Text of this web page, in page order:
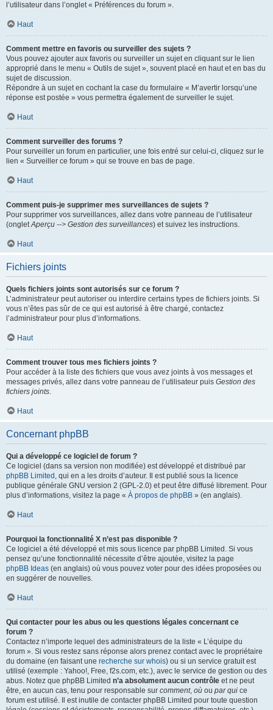
l’utilisateur dans l’onglet « Préférences du forum ».
Haut
Comment mettre en favoris ou surveiller des sujets ?
Vous pouvez ajouter aux favoris ou surveiller un sujet en cliquant sur le lien
approprié dans le menu « Outils de sujet », souvent placé en haut et en bas du
sujet de discussion.
Répondre à un sujet en cochant la case du formulaire « M’avertir lorsqu’une
réponse est postée » vous permettra également de surveiller le sujet.
Haut
Comment surveiller des forums ?
Pour surveiller un forum en particulier, une fois entré sur celui-ci, cliquez sur le
lien « Surveiller ce forum » qui se trouve en bas de page.
Haut
Comment puis-je supprimer mes surveillances de sujets ?
Pour supprimer vos surveillances, allez dans votre panneau de l’utilisateur
(ongletAperçu --> Gestion des surveillances) et suivez les instructions.
Haut
Fichiers joints
Quels fichiers joints sont autorisés sur ce forum ?
L’administrateur peut autoriser ou interdire certains types de fichiers joints. Si
vous n’êtes pas sûr de ce qui est autorisé à être chargé, contactez
l’administrateur pour plus d’informations.
Haut
Comment trouver tous mes fichiers joints ?
Pour accéder à la liste des fichiers que vous avez joints à vos messages et
messages privés, allez dans votre panneau de l’utilisateur puis Gestion des
fichiers joints.
Haut
Concernant phpBB
Qui a développé ce logiciel de forum ?
Ce logiciel (dans sa version non modifiée) est développé et distribué par
phpBB Limited , qui en a les droits d’auteur. Il est publié sous la licence
publique générale GNU version 2 (GPL-2.0) et peut être diffusé librement. Pour
plus d’informations, visitez la page « À propos de phpBB » (en anglais).
Haut
Pourquoi la fonctionnalité X n’est pas disponible ?
Ce logiciel a été développé et mis sous licence par phpBB Limited. Si vous
pensez qu’une fonctionnalité nécessite d’être ajoutée, visitez la page
phpBB Ideas (en anglais) où vous pouvez voter pour des idées proposées ou
en suggérer de nouvelles.
Haut
Qui contacter pour les abus ou les questions légales concernant ce
forum ?
Contactez n’importe lequel des administrateurs de la liste « L’équipe du
forum ». Si vous restez sans réponse alors prenez contact avec le propriétaire
du domaine (en faisant une recherche sur whois) ou si un service gratuit est
utilisé (exemple : Yahoo!, Free, f2s.com, etc.), avec le service de gestion ou des
abus. Notez que phpBB Limited n’a absolument aucun contrôle et ne peut
être, en aucun cas, tenu pour responsable sur comment, où ou par qui ce
forum est utilisé. Il est inutile de contacter phpBB Limited pour toute question